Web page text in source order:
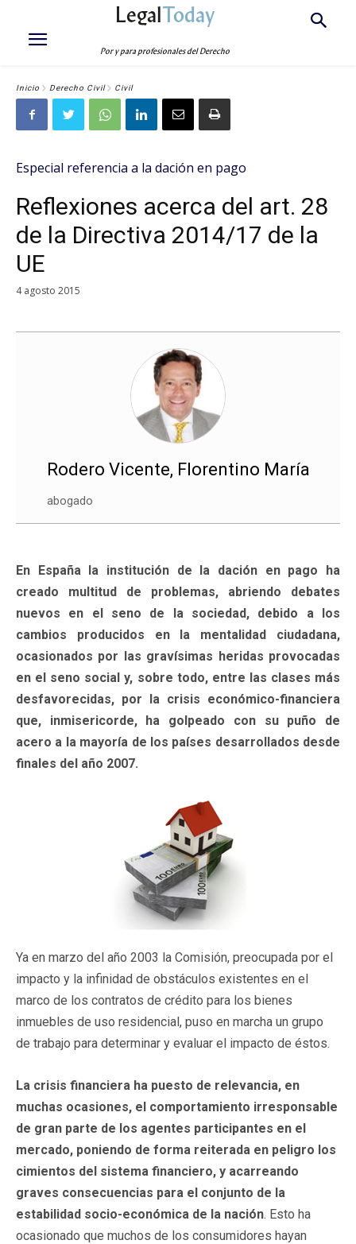
LegalToday
Por y para profesionales del Derecho
Inicio Derecho Civil Civil
Especial referencia a la dación en pago
Reflexiones acerca del art. 28
de la Directiva 2014/17 de la
UE
4 agosto 2015
Rodero Vicente, Florentino María
abogado
En España la institución de la dación en pago ha
creado multitud de problemas, abriendo debates
nuevos en el seno de la sociedad, debido a los
cambios producidos en la mentalidad ciudadana,
ocasionados por las gravísimas heridas provocadas
en el seno social y, sobre todo, entre las clases más
desfavorecidas, por la crisis económico-financiera
que, inmisericorde, ha golpeado con su puño de
acero a la mayoría de los países desarrollados desde
finales del año 2007.
Ya en marzo del año 2003 la Comisión, preocupada por el
impacto y la infinidad de obstáculos existentes en el
marco de los contratos de crédito para los bienes
inmuebles de uso residencial, puso en marcha un grupo
de trabajo para determinar y evaluar el impacto de éstos.
La crisis financiera ha puesto de relevancia, en
muchas ocasiones, el comportamiento irresponsable
de gran parte de los agentes participantes en el
mercado, poniendo de forma reiterada en peligro los
cimientos del sistema financiero, y acarreando
graves consecuencias para el conjunto de la
estabilidad socio-económica de la nación. Esto ha
ocasionado que muchos de los consumidores hayan